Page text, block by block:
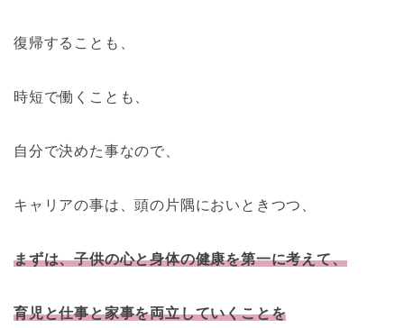
復帰することも、
時短で働くことも、
自分で決めた事なので、
キャリアの事は、頭の片隅においときつつ、
まずは、子供の心と身体の健康を第一に考えて、
育児と仕事と家事を両立していくことを